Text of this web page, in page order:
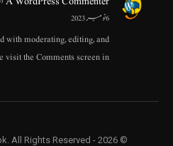
6 نومبر 2023
with moderating, editing, and
the Comments screen in…
© 2026 - urdunewsinternational.pk. All Rights Reserved.